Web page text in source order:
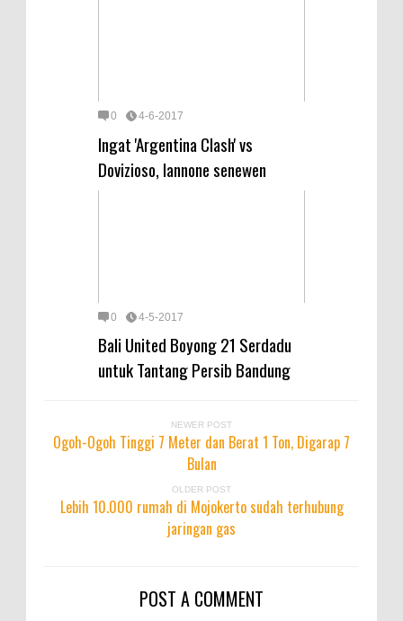
0 4-6-2017
Ingat 'Argentina Clash' vs
Dovizioso, Iannone senewen
0 4-5-2017
Bali United Boyong 21 Serdadu
untuk Tantang Persib Bandung
NEWER POST
Ogoh-Ogoh Tinggi 7 Meter dan Berat 1 Ton, Digarap 7
Bulan
OLDER POST
Lebih 10.000 rumah di Mojokerto sudah terhubung
jaringan gas
POST A COMMENT